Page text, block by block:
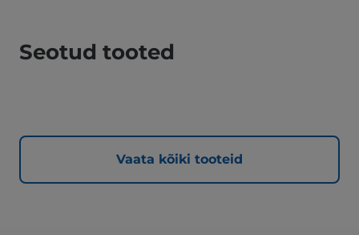
Seotud tooted
Vaata kõiki tooteid